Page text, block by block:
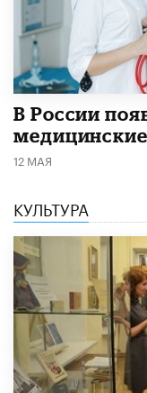
В России
12 МАЯ
КУЛЬТУРА